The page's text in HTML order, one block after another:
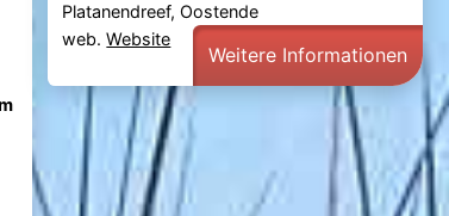
Platanendreef, Oostende
web.Website
Weitere Informationen